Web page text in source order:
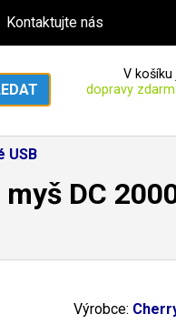
Kontaktujte nás
V
dopravy
USB
DC
Výrobce: